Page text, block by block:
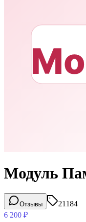
Модуль
Отзывы
21184
6 200 ₽